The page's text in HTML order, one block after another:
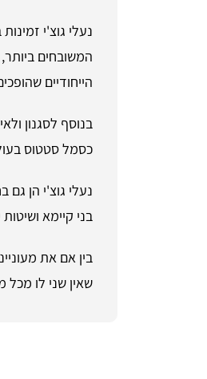
נעלי גוצ'י
המשובחים
הייחודיים
בנוסף לסגנון
כסמל סטטוס
נעלי גוצ'י הן
בני קיימא ושיטות
בין אם את
שאין שני לו מכל